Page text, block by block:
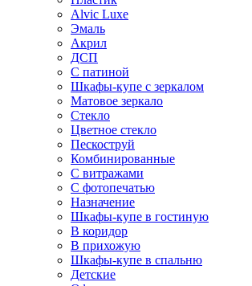
Alvic Luxe
Эмаль
Акрил
ДСП
С патиной
Шкафы-купе с зеркалом
Матовое зеркало
Стекло
Цветное стекло
Пескоструй
Комбинированные
С витражами
С фотопечатью
Назначение
Шкафы-купе в гостиную
В коридор
В прихожую
Шкафы-купе в спальню
Детские